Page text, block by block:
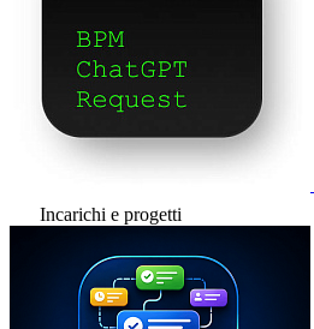
Incarichi e progetti